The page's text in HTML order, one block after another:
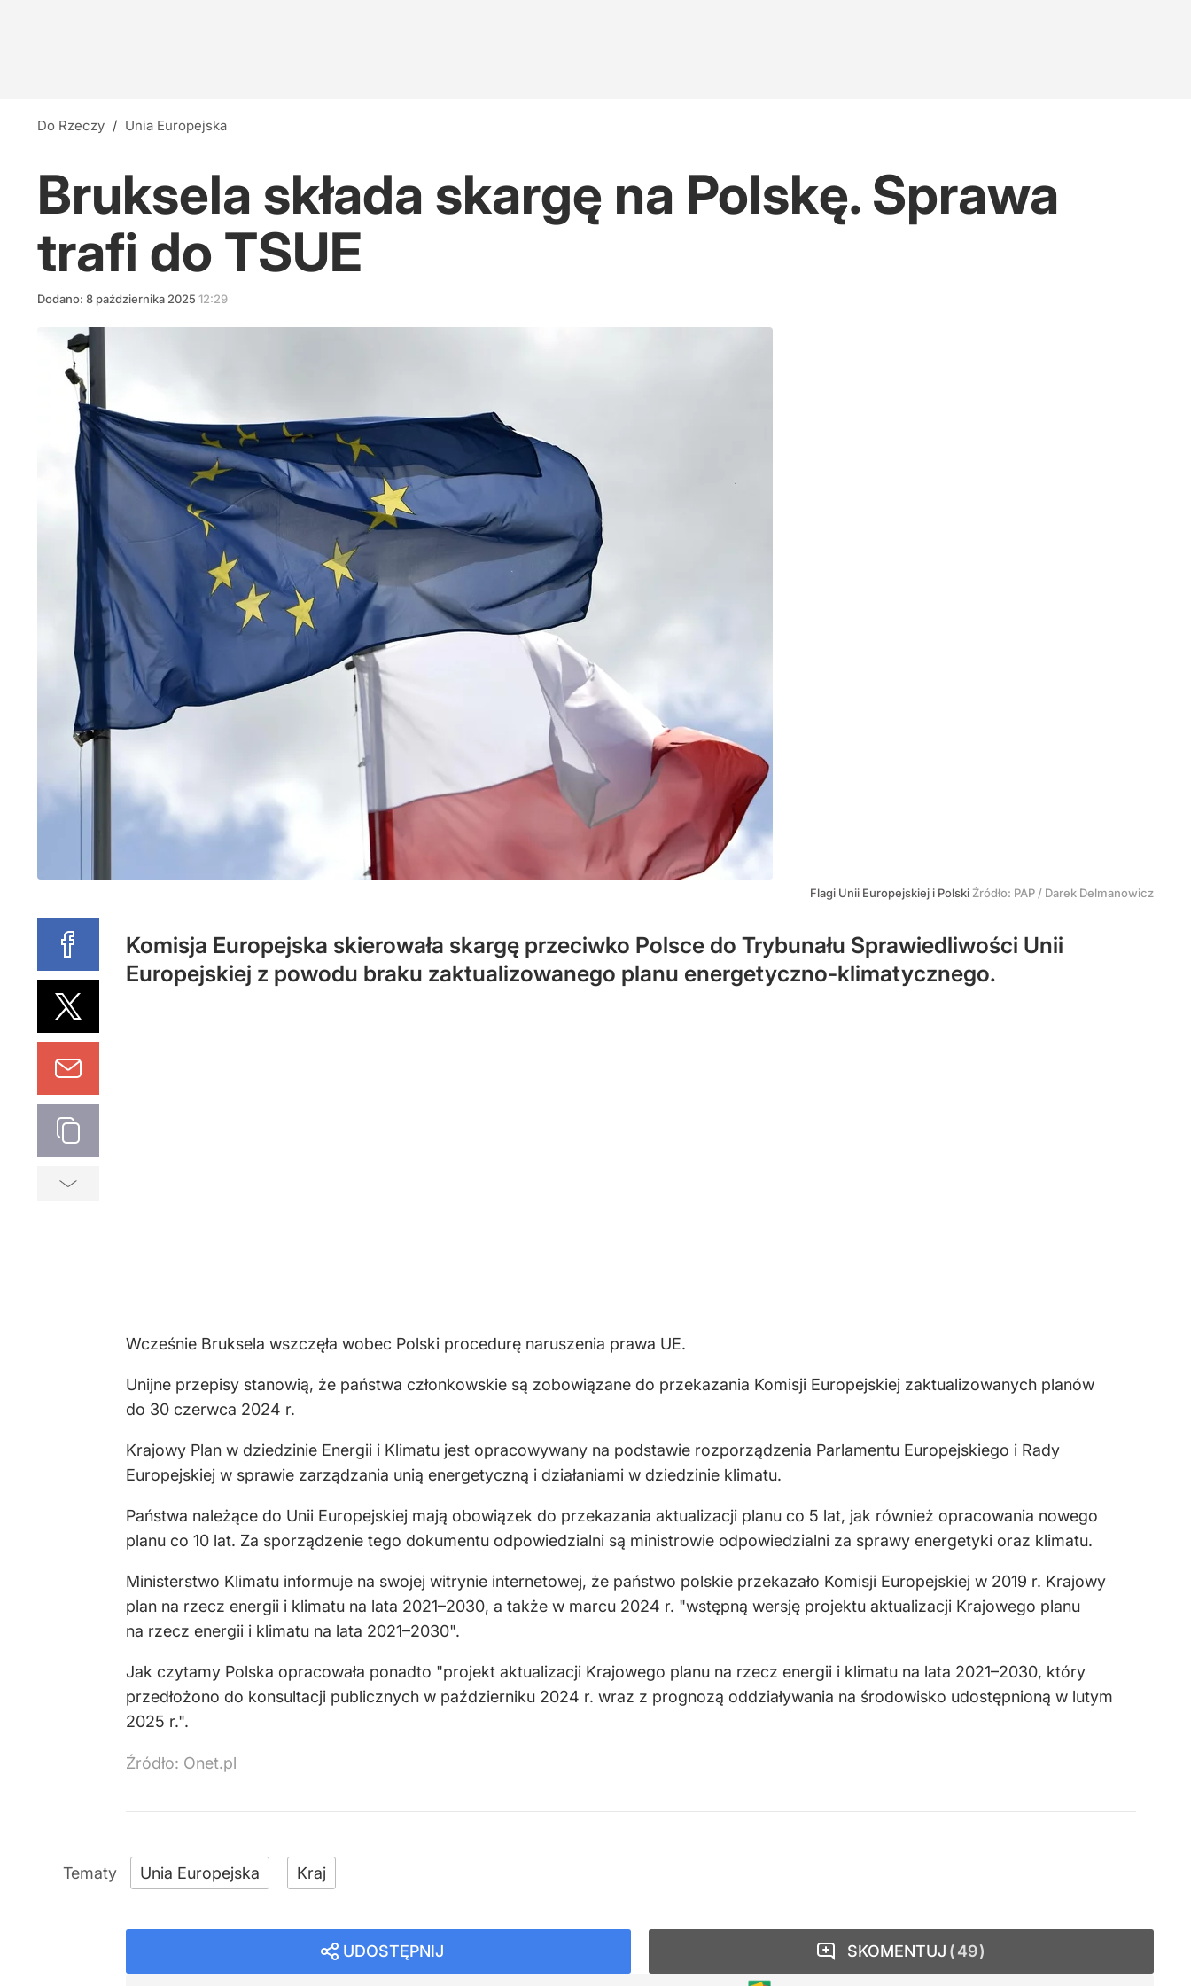
15-latek zaatakowany na Dolnym Śląsku. Trwa obława za sprawcą
2
Do Rzeczy / Unia Europejska
Bruksela składa skargę na Polskę. Sprawa
trafi do TSUE
Dodano: 8 października 2025 12:29
Flagi Unii Europejskiej i Polski Źródło: PAP / Darek Delmanowicz
Komisja Europejska skierowała skargę przeciwko Polsce do Trybunału Sprawiedliwości Unii
Europejskiej z powodu braku zaktualizowanego planu energetyczno-klimatycznego.
Wcześnie Bruksela wszczęła wobec Polski procedurę naruszenia prawa UE.
Unijne przepisy stanowią, że państwa członkowskie są zobowiązane do przekazania Komisji Europejskiej zaktualizowanych planów
do 30 czerwca 2024 r.
Krajowy Plan w dziedzinie Energii i Klimatu jest opracowywany na podstawie rozporządzenia Parlamentu Europejskiego i Rady
Europejskiej w sprawie zarządzania unią energetyczną i działaniami w dziedzinie klimatu.
Państwa należące do Unii Europejskiej mają obowiązek do przekazania aktualizacji planu co 5 lat, jak również opracowania nowego
planu co 10 lat. Za sporządzenie tego dokumentu odpowiedzialni są ministrowie odpowiedzialni za sprawy energetyki oraz klimatu.
Ministerstwo Klimatu informuje na swojej witrynie internetowej, że państwo polskie przekazało Komisji Europejskiej w 2019 r. Krajowy
plan na rzecz energii i klimatu na lata 2021–2030, a także w marcu 2024 r. "wstępną wersję projektu aktualizacji Krajowego planu
na rzecz energii i klimatu na lata 2021–2030".
Jak czytamy Polska opracowała ponadto "projekt aktualizacji Krajowego planu na rzecz energii i klimatu na lata 2021–2030, który
przedłożono do konsultacji publicznych w październiku 2024 r. wraz z prognozą oddziaływania na środowisko udostępnioną w lutym
2025 r.".
Źródło: Onet.pl
Unia Europejska Kraj
UDOSTĘPNIJ SKOMENTUJ 49